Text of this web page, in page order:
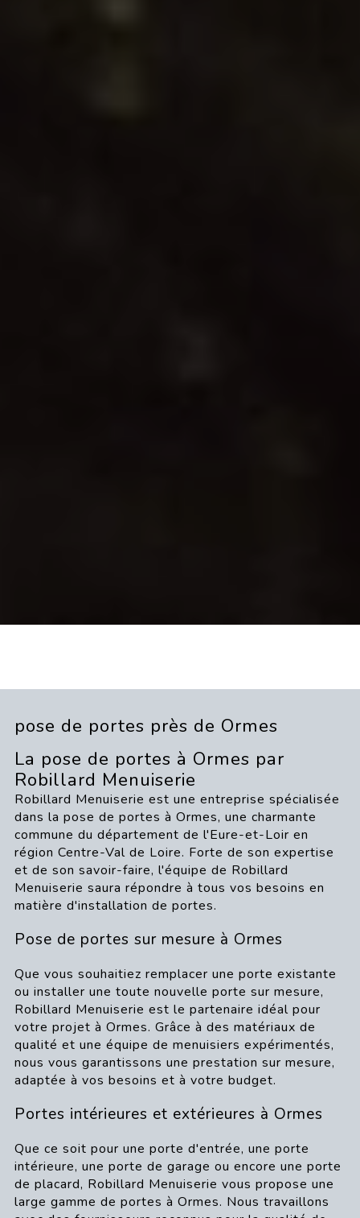
pose de portes près de Ormes
La pose de portes à Ormes par
Robillard Menuiserie
Robillard Menuiserie est une entreprise spécialisée
dans la pose de portes à Ormes, une charmante
commune du département de l'Eure-et-Loir en
région Centre-Val de Loire. Forte de son expertise
et de son savoir-faire, l'équipe de Robillard
Menuiserie saura répondre à tous vos besoins en
matière d'installation de portes.
Pose de portes sur mesure à Ormes
Que vous souhaitiez remplacer une porte existante
ou installer une toute nouvelle porte sur mesure,
Robillard Menuiserie est le partenaire idéal pour
votre projet à Ormes. Grâce à des matériaux de
qualité et une équipe de menuisiers expérimentés,
nous vous garantissons une prestation sur mesure,
adaptée à vos besoins et à votre budget.
Portes intérieures et extérieures à Ormes
Que ce soit pour une porte d'entrée, une porte
intérieure, une porte de garage ou encore une porte
de placard, Robillard Menuiserie vous propose une
large gamme de portes à Ormes. Nous travaillons